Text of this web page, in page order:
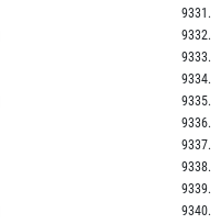
9331 .
9332.
9333.
9334.
9335.
9336.
9337.
9338.
9339.
9340.